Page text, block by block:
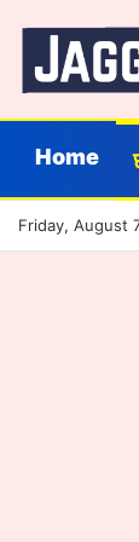
Home
Friday, August